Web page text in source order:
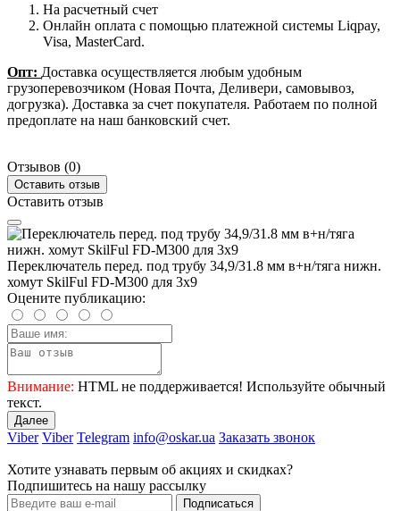
На расчетный счет
Онлайн оплата с помощью платежной системы Liqpay,
Visa, MasterCard.
Опт: Доставка осуществляется любым удобным
грузоперевозчиком (Новая Почта, Деливери, самовывоз,
догрузка). Доставка за счет покупателя. Работаем по полной
предоплате на наш банковский счет.
Отзывов (0)
Оставить отзыв
Оставить отзыв
Переключатель перед. под трубу 34,9/31.8 мм в+н/тяга нижн.
хомут SkilFul FD-M300 для 3х9
Оцените публикацию:
Внимание: HTML не поддерживается! Используйте обычный
текст.
Далее
Viber Viber Telegram info@oskar.ua Заказать звонок
Хотите узнавать первым об акциях и скидках?
Подпишитесь на нашу рассылку
Подписаться